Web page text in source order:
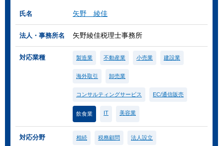
氏名 矢野 綾佳
法人・事務所名 矢野綾佳税理士事務所
対応業種 製造業 不動産業 小売業 建設業
海外取引 卸売業
コンサルティングサービス EC/通信販売
飲食業 IT 美容業
対応分野 相続 税務顧問 法人設立